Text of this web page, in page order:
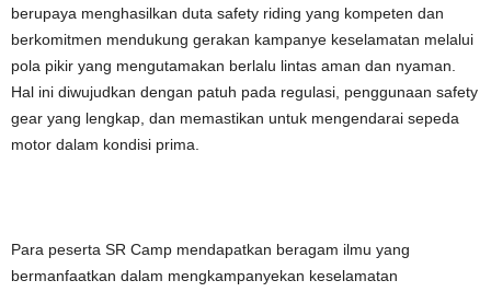
berupaya menghasilkan duta safety riding yang kompeten dan
berkomitmen mendukung gerakan kampanye keselamatan melalui
pola pikir yang mengutamakan berlalu lintas aman dan nyaman.
Hal ini diwujudkan dengan patuh pada regulasi, penggunaan safety
gear yang lengkap, dan memastikan untuk mengendarai sepeda
motor dalam kondisi prima.
Para peserta SR Camp mendapatkan beragam ilmu yang
bermanfaatkan dalam mengkampanyekan keselamatan